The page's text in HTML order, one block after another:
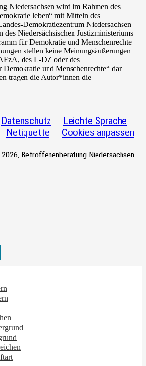
Niedersachsen wird im Rahmen des
leben“ mit Mitteln des
Demokratiezentrum Niedersachsen
Niedersächsischen Justizministeriums
für Demokratie und Menschenrechte
stellen keine Meinungsäußerungen
des L-DZ oder des
Demokratie und Menschenrechte“ dar.
tragen die Autor*innen die
Datenschutz
Leichte Sprache
Netiquette
Cookies anpassen
Betroffenenberatung Niedersachsen